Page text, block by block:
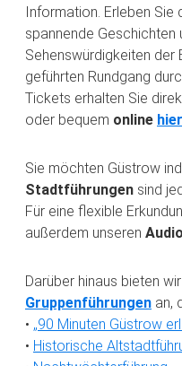
Information. Erleben Sie
spannende Geschichten
Sehenswürdigkeiten der
geführten Rundgang
Tickets erhalten Sie
oder bequem online hier
Sie möchten Güstrow
Stadtführungen sind
Für eine flexible
außerdem unseren
Darüber hinaus bieten wir
Gruppenführungen an,
• „90 Minuten Güstrow
• Historische